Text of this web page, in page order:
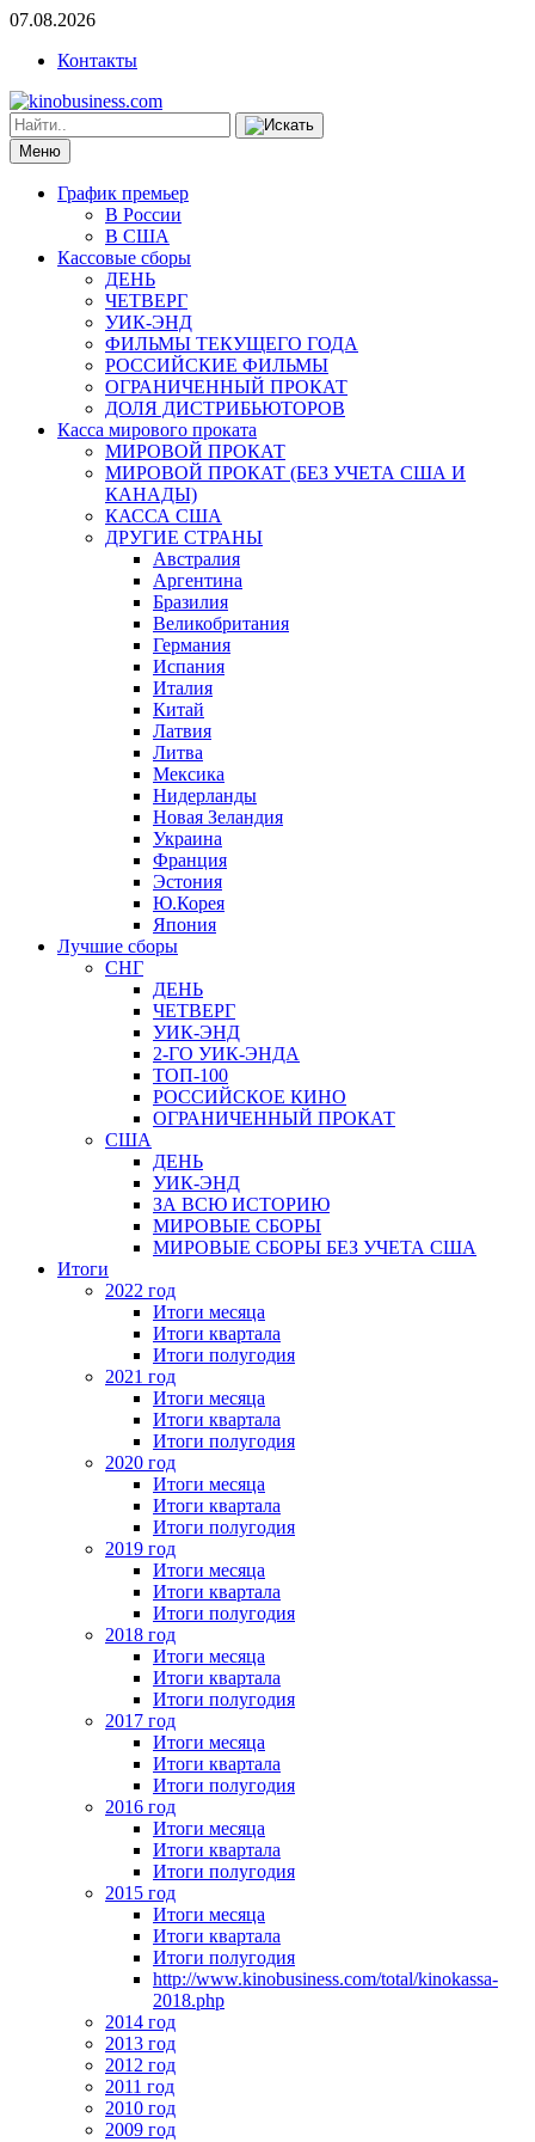
07.08.2026
Контакты
Меню
График премьер
В России
В США
Кассовые сборы
ДЕНЬ
ЧЕТВЕРГ
УИК-ЭНД
ФИЛЬМЫ ТЕКУЩЕГО ГОДА
РОССИЙСКИЕ ФИЛЬМЫ
ОГРАНИЧЕННЫЙ ПРОКАТ
ДОЛЯ ДИСТРИБЬЮТОРОВ
Касса мирового проката
МИРОВОЙ ПРОКАТ
МИРОВОЙ ПРОКАТ (БЕЗ УЧЕТА США И
КАНАДЫ)
КАССА США
ДРУГИЕ СТРАНЫ
Австралия
Аргентина
Бразилия
Великобритания
Германия
Испания
Италия
Китай
Латвия
Литва
Мексика
Нидерланды
Новая Зеландия
Украина
Франция
Эстония
Ю.Корея
Япония
Лучшие сборы
СНГ
ДЕНЬ
ЧЕТВЕРГ
УИК-ЭНД
2-ГО УИК-ЭНДА
ТОП-100
РОССИЙСКОЕ КИНО
ОГРАНИЧЕННЫЙ ПРОКАТ
США
ДЕНЬ
УИК-ЭНД
ЗА ВСЮ ИСТОРИЮ
МИРОВЫЕ СБОРЫ
МИРОВЫЕ СБОРЫ БЕЗ УЧЕТА США
Итоги
2022 год
Итоги месяца
Итоги квартала
Итоги полугодия
2021 год
Итоги месяца
Итоги квартала
Итоги полугодия
2020 год
Итоги месяца
Итоги квартала
Итоги полугодия
2019 год
Итоги месяца
Итоги квартала
Итоги полугодия
2018 год
Итоги месяца
Итоги квартала
Итоги полугодия
2017 год
Итоги месяца
Итоги квартала
Итоги полугодия
2016 год
Итоги месяца
Итоги квартала
Итоги полугодия
2015 год
Итоги месяца
Итоги квартала
Итоги полугодия
http://www.kinobusiness.com/total/kinokassa-
2018.php
2014 год
2013 год
2012 год
2011 год
2010 год
2009 год